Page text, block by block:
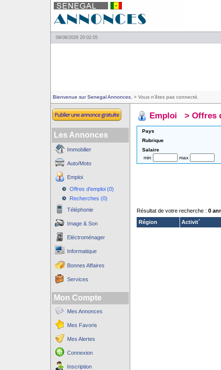
08/08/2026 20:02:05
Bienvenue sur Senegal Annonces. > Vous n'êtes pas connecté.
Les Annonces
Immobilier
Auto/Moto
Emploi
Offres d'emploi (0)
Recherches (0)
Téléphonie
Image & Son
Eléctroménager
Informatique
Bonnes Affaires
Services
Mon Compte
Mes Annonces
Mes Favoris
Mes Alertes
Connexion
Inscription
Emploi > Offres
Pays
Rubrique
Salaire
min
max
Résultat de votre recherche : 0
Région
Activit´